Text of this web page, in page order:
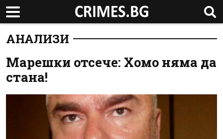
АНАЛИЗИ
Марешки отсече: Хомо няма да
стана!